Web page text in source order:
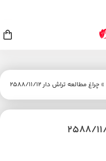
» چراغ مطالعه تراش دار 2588/11/12